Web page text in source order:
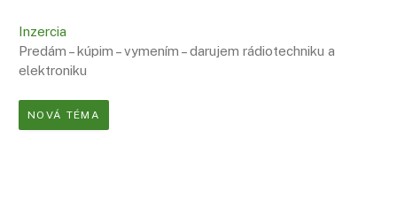
Inzercia
Predám – kúpim – vymením – darujem rádiotechniku a
elektroniku
NOVÁ TÉMA